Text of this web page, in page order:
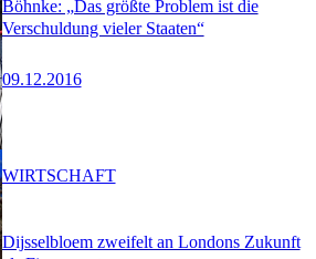
Böhnke: „Das größte Problem ist die
Verschuldung vieler Staaten“
09.12.2016
Dijsselbloem zweifelt an Londons Zukunft
WIRTSCHAFT